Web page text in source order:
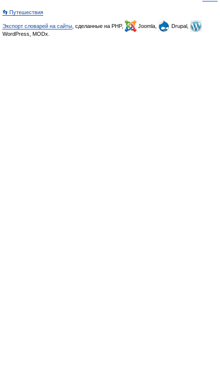
👣 Путешествия
Экспорт словарей на сайты , сделанные на PHP, Joomla,
Drupal,
WordPress, MODx.